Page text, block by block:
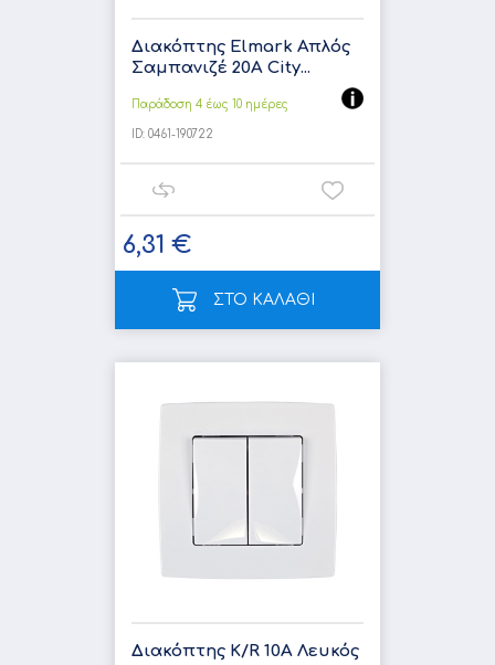
Διακόπτης Elmark Απλός
Σαμπανιζέ 20A City...
Παράδοση 4 έως 10 ημέρες
ID: 0461-190722
6,31 €
ΣΤΟ ΚΑΛΑΘΙ
Διακόπτης K/R 10A Λευκός